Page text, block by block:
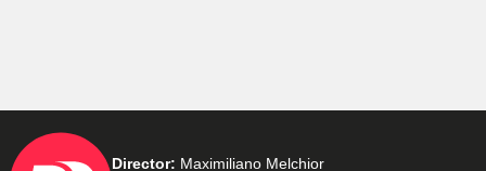
Director: Maximiliano Melchior